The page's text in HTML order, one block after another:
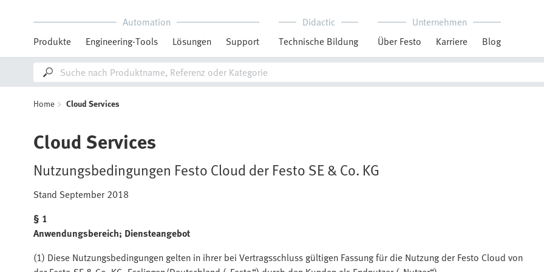
Automation
Produkte
Engineering-Tools Lösungen Support
Didactic
Technische Bildung
Unternehmen
Über Festo
Karriere Blog
Home Cloud Services
Cloud Services
Nutzungsbedingungen Festo Cloud der Festo SE & Co. KG
Stand September 2018
§ 1
Anwendungsbereich; Diensteangebot
(1) Diese Nutzungsbedingungen gelten in ihrer bei Vertragsschluss gültigen Fassung für die Nutzung der Festo Cloud von